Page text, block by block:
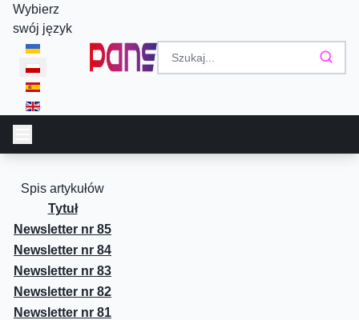
Wybierz
swój język
Spis artykułów
Tytuł
Newsletter nr 85
Newsletter nr 84
Newsletter nr 83
Newsletter nr 82
Newsletter nr 81